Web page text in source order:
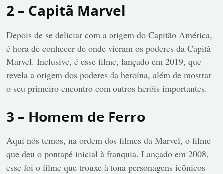
2 – Capitã Marvel
Depois de se deliciar com a origem do Capitão América,
é hora de conhecer de onde vieram os poderes da Capitã
Marvel. Inclusive, é esse filme, lançado em 2019, que
revela a origem dos poderes da heroína, além de mostrar
o seu primeiro encontro com outros heróis importantes.
3 – Homem de Ferro
Aqui nós temos, na ordem dos filmes da Marvel, o filme
que deu o pontapé inicial à franquia. Lançado em 2008,
esse foi o filme que trouxe à tona personagens icônicos